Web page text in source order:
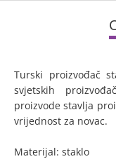
Turski proizvođač
svjetskih
proizvode stavlja
vrijednost za novac.
Materijal: staklo